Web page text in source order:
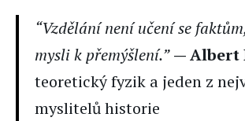
“Vzdělání není učení se
mysli k přemýšlení.” — Albert
teoretický fyzik a jeden z
myslitelů historie